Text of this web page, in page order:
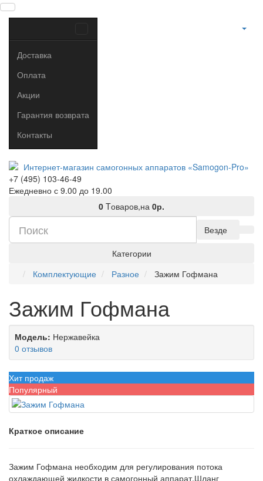
Доставка
Оплата
Акции
Гарантия возврата
Контакты
+7 (495) 103-46-49
Ежедневно с 9.00 до 19.00
0 Tоваров,на 0р.
Везде
Категории
Комплектующие
Разное Зажим Гофмана
Зажим Гофмана
Модель: Нержавейка
0 отзывов
Хит продаж
Популярный
Краткое описание
Зажим Гофмана необходим для регулирования потока
охлаждающей жидкости в самогонный аппарат.Шланг